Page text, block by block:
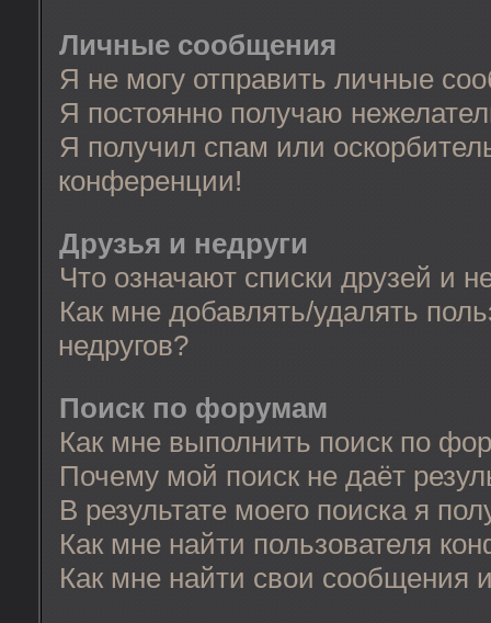
Личные сообщения
Я не могу отправить личные
Я постоянно получаю
Я получил спам или
конференции!
Друзья и недруги
Что означают списки друзей и
Как мне добавлять/удалять
недругов?
Поиск по форумам
Как мне выполнить поиск по
Почему мой поиск не даёт
В результате моего поиска я
Как мне найти пользователя
Как мне найти свои сообщения